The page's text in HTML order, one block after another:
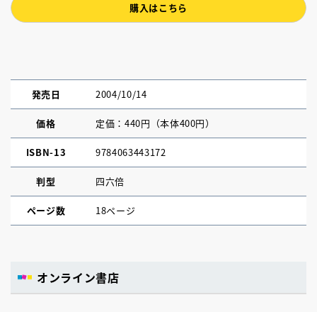
購入はこちら
発売日 2004/10/14
価格 定価：440円（本体400円）
ISBN-13 9784063443172
判型 四六倍
ページ数 18ページ
オンライン書店